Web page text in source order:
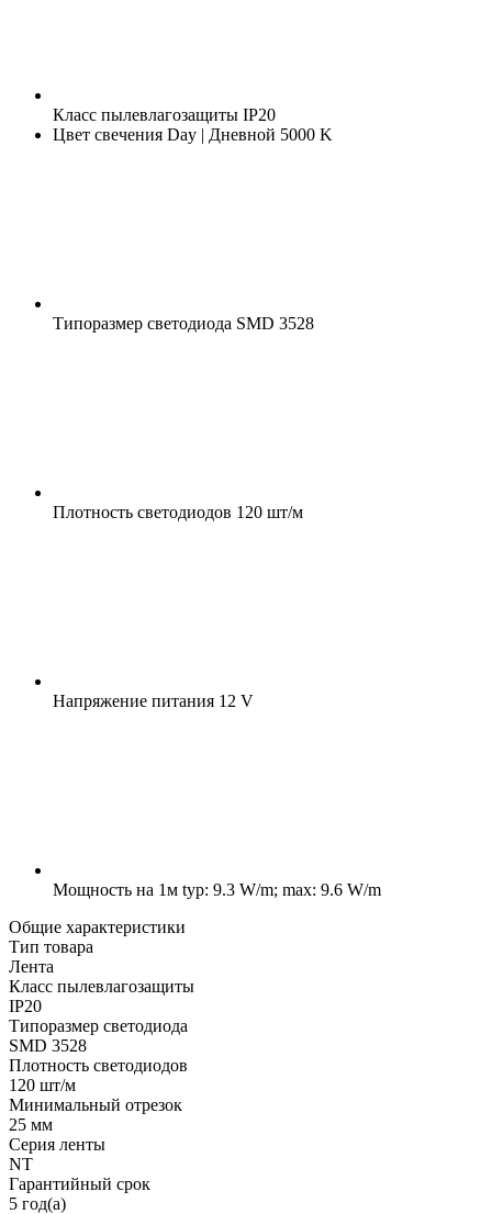
Класс пылевлагозащиты IP20
Цвет свечения Day | Дневной 5000 K
Типоразмер светодиода SMD 3528
Плотность светодиодов 120 шт/м
Напряжение питания 12 V
Мощность на 1м typ: 9.3 W/m; max: 9.6 W/m
Общие характеристики
Тип товара
Лента
Класс пылевлагозащиты
IP20
Типоразмер светодиода
SMD 3528
Плотность светодиодов
120 шт/м
Минимальный отрезок
25 мм
Серия ленты
NT
Гарантийный срок
5 год(а)